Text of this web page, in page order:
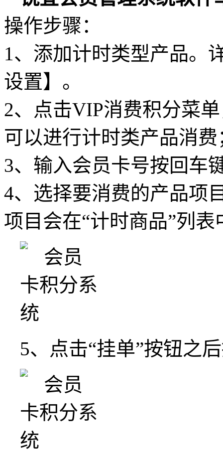
操作步骤：
1、添加计时类型产品。
设置】。
2、点击VIP消费积分菜
可以进行计时类产品消费
3、输入会员卡号按回车
4、选择要消费的产品项
项目会在“计时商品”列
5、点击“挂单”按钮之